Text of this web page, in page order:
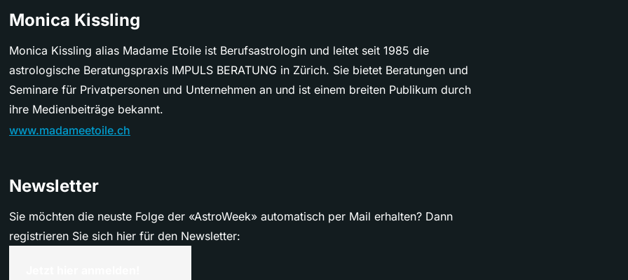
Monica Kissling
Monica Kissling alias Madame Etoile ist Berufsastrologin und leitet seit 1985 die
astrologische Beratungspraxis IMPULS BERATUNG in Zürich. Sie bietet Beratungen und
Seminare für Privatpersonen und Unternehmen an und ist einem breiten Publikum durch
ihre Medienbeiträge bekannt.
www.madameetoile.ch
Newsletter
Sie möchten die neuste Folge der «AstroWeek» automatisch per Mail erhalten? Dann
registrieren Sie sich hier für den Newsletter: